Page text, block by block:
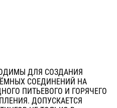
ДЛЯ СОЗДАНИЯ
СОЕДИНЕНИЙ НА
ПИТЬЕВОГО И ГОРЯЧЕГО
ДОПУСКАЕТСЯ